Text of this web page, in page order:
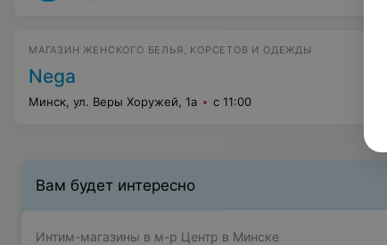
МАГАЗИН ЖЕНСКОГО БЕЛЬЯ, КОРСЕТОВ И ОДЕЖДЫ
Nega
Минск, ул. Веры Хоружей, 1а с 11:00
Вам будет интересно
Интим-магазины в м-р Центр в Минске